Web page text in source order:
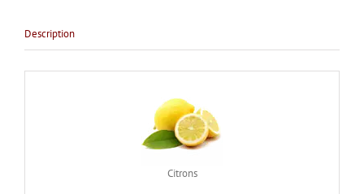
Description
Citrons